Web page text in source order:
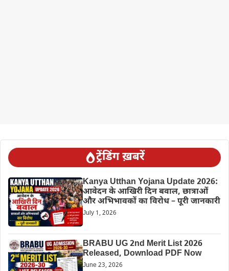
ट्रेंडिंग ख़बरें
Kanya Utthan Yojana Update 2026:
आवेदन के आखिरी दिन बवाल, छात्राओं
और अभिभावकों का विरोध – पूरी जानकारी
July 1, 2026
BRABU UG 2nd Merit List 2026
Released, Download PDF Now
June 23, 2026